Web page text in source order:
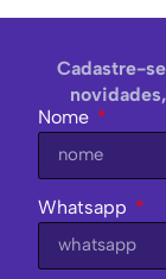
Cadastre-
Nome
Whatsapp